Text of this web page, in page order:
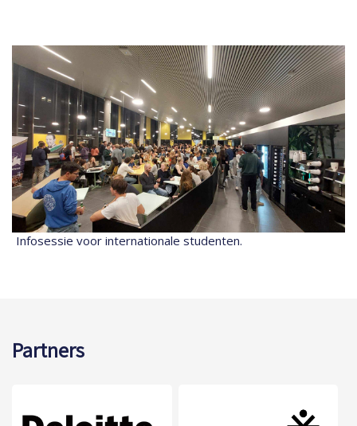
Infosessie voor internationale studenten.
Partners